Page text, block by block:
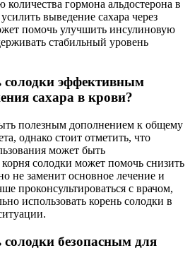
количества гормона альдостерона в
выведение сахара через
помочь улучшить инсулиновую
стабильный уровень
солодки эффективным
сахара в крови?
полезным дополнением к общему
однако стоит отметить, что
может быть
солодки может помочь снизить
не заменит основное лечение и
проконсультироваться с врачом,
использовать корень солодки в
солодки безопасным для